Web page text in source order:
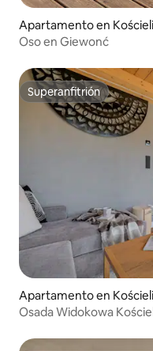
Apartamento en
Oso en Giewonć
Superanfitrión
Superanfitrión
Apartamento en
Osada Widokowa